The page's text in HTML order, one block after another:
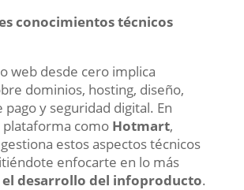
conocimientos técnicos
web desde cero implica
dominios, hosting, diseño,
pago y seguridad digital. En
plataforma como Hotmart,
estos aspectos técnicos
enfocarte en lo más
el desarrollo del infoproducto.